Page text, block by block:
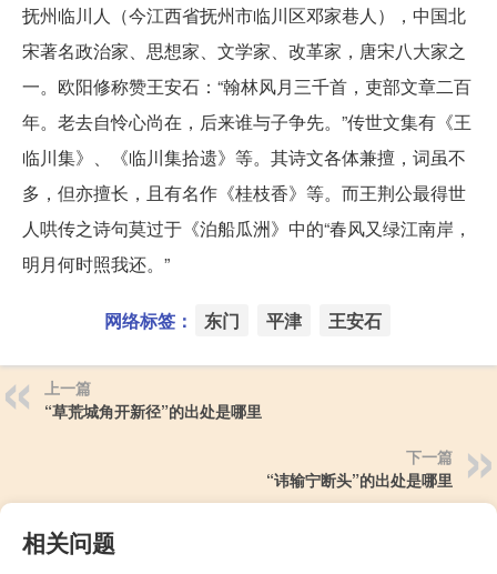
抚州临川人（今江西省抚州市临川区邓家巷人），中国北
宋著名政治家、思想家、文学家、改革家，唐宋八大家之
一。欧阳修称赞王安石：“翰林风月三千首，吏部文章二百
年。老去自怜心尚在，后来谁与子争先。”传世文集有《王
临川集》、《临川集拾遗》等。其诗文各体兼擅，词虽不
多，但亦擅长，且有名作《桂枝香》等。而王荆公最得世
人哄传之诗句莫过于《泊船瓜洲》中的“春风又绿江南岸，
明月何时照我还。”
网络标签： 东门 平津 王安石
上一篇
“草荒城角开新径”的出处是哪里
下一篇
“讳输宁断头”的出处是哪里
相关问题